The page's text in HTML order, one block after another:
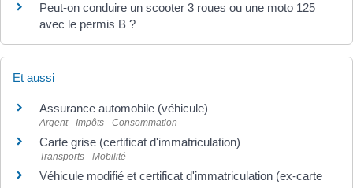
Peut-on conduire un scooter 3 roues ou une moto 125
avec le permis B ?
Et aussi
Assurance automobile (véhicule)
Argent - Impôts - Consommation
Carte grise (certificat d'immatriculation)
Transports - Mobilité
Véhicule modifié et certificat d'immatriculation (ex-carte